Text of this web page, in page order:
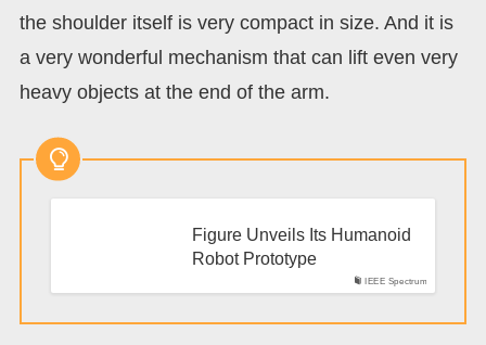
the shoulder itself is very compact in size. And it is
a very wonderful mechanism that can lift even very
heavy objects at the end of the arm.
IEEE Spectrum
Figure Unveils Its Humanoid
Robot Prototype